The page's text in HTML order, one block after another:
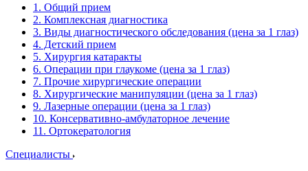
1. Общий прием
2. Комплексная диагностика
3. Виды диагностического обследования (цена за 1 глаз)
4. Детский прием
5. Хирургия катаракты
6. Операции при глаукоме (цена за 1 глаз)
7. Прочие хирургические операции
8. Хирургические манипуляции (цена за 1 глаз)
9. Лазерные операции (цена за 1 глаз)
10. Консервативно-амбулаторное лечение
11. Ортокератология
Специалисты